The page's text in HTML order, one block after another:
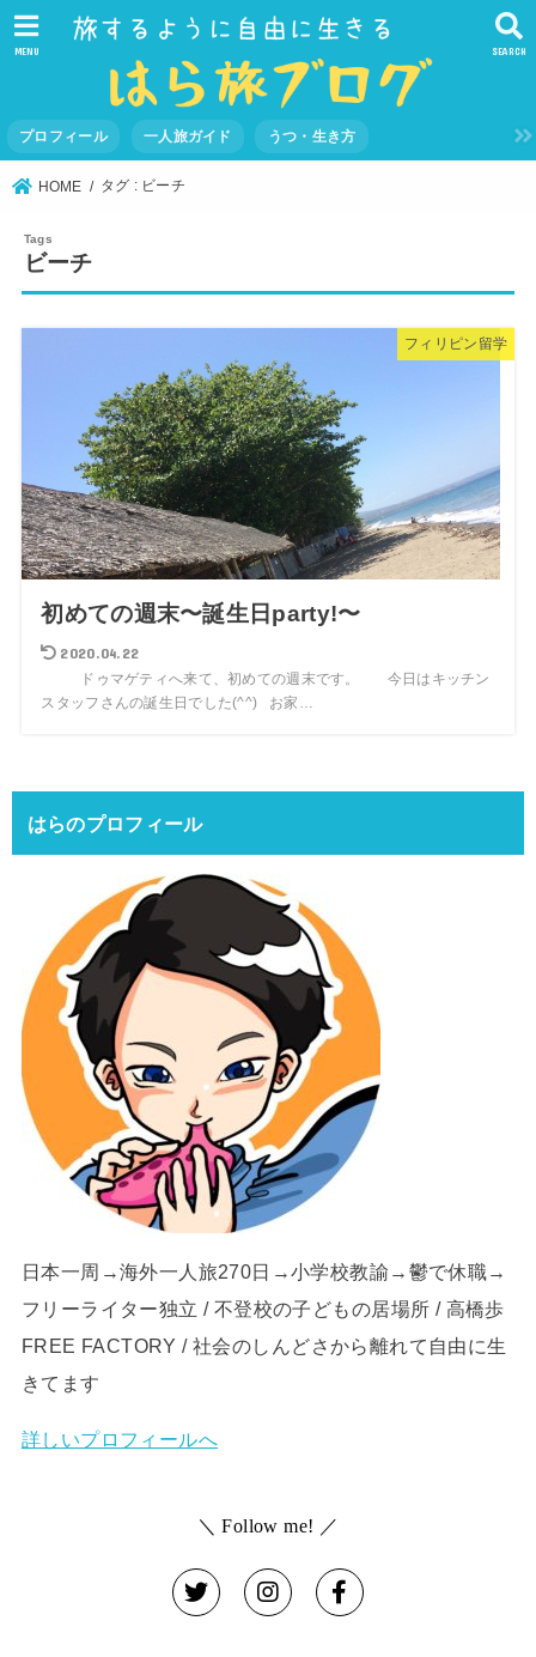
SEARCH
MENU
プロフィール 一人旅ガイド うつ・生き方
HOME タグ : ビーチ
ビーチ
フィリピン留学
初めての週末〜誕生日party!〜
2020.04.22
ドゥマゲティへ来て、初めての週末です。 今日はキッチン
スタッフさんの誕生日でした(^^) お家…
はらのプロフィール
日本一周→海外一人旅270日→小学校教諭→鬱で休職→
フリーライター独立 / 不登校の子どもの居場所 / 高橋歩
FREE FACTORY / 社会のしんどさから離れて自由に生
きてます
詳しいプロフィールへ
＼ Follow me! ／